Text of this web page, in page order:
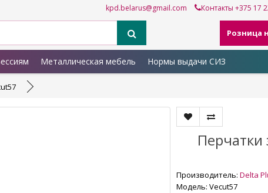
kpd.belarus@gmail.com Контакты +375 17
Розница
Металлическая мебель Нормы выдачи СИЗ
Производитель:Delta
Модель: Vecut57